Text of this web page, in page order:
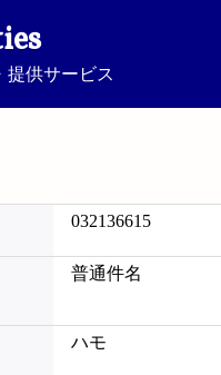
提供サービス
032136615
普通件名
ハモ